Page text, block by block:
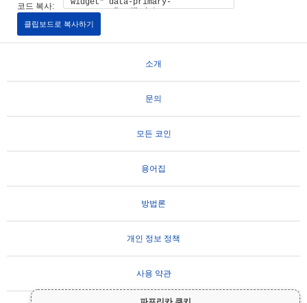
코드 복사:
클립보드로 복사하기
소개
문의
모든 코인
용어집
방법론
개인 정보 정책
사용 약관